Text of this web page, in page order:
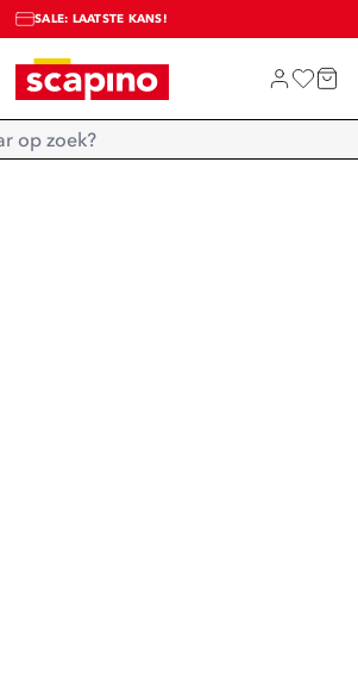
TOT 70% KORTING OP SALE
SALE: LAATSTE KANS!
SHOP NIEUW
Home